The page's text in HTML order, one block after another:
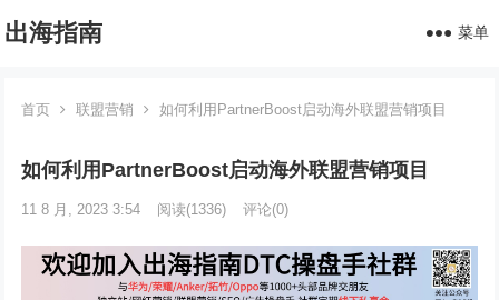
出海指南 菜单
首页 联盟营销 如何利用PartnerBoost启动海外联盟营销项目
如何利用PartnerBoost启动海外联盟营销项目
11 8 月, 2023 3:54 阅读(1336) 评论(0)